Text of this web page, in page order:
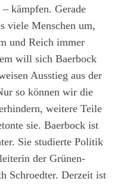
kämpfen. Gerade
viele Menschen um,
und Reich immer
will sich Baerbock
Ausstieg aus der
so können wir die
weitere Teile
sie. Baerbock ist
Sie studierte Politik
der Grünen-
Schroedter. Derzeit ist